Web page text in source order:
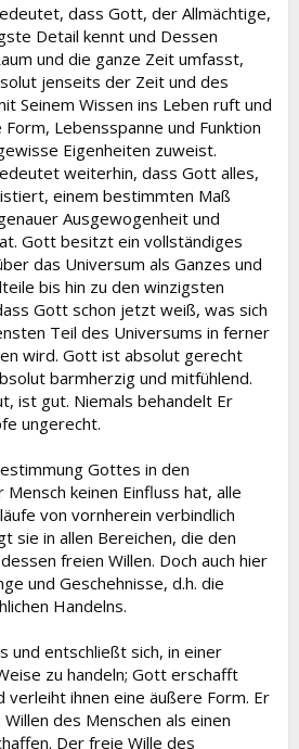
dass Gott, der Allmächtige,
Detail kennt und Dessen
und die ganze Zeit umfasst,
jenseits der Zeit und des
Seinem Wissen ins Leben ruft und
Lebensspanne und Funktion
Eigenheiten zuweist.
weiterhin, dass Gott alles,
einem bestimmten Maß
Ausgewogenheit und
Gott besitzt ein vollständiges
das Universum als Ganzes und
bis hin zu den winzigsten
Gott schon jetzt weiß, was sich
Teil des Universums in ferner
wird. Gott ist absolut gerecht
barmherzig und mitfühlend.
ist gut. Niemals behandelt Er
ungerecht.
Gottes in den
keinen Einfluss hat, alle
von vornherein verbindlich
sie in allen Bereichen, die den
freien Willen. Doch auch hier
und Geschehnisse, d.h. die
Handelns.
und entschließt sich, in einer
zu handeln; Gott erschafft
verleiht ihnen eine äußere Form. Er
des Menschen als einen
Der freie Wille des